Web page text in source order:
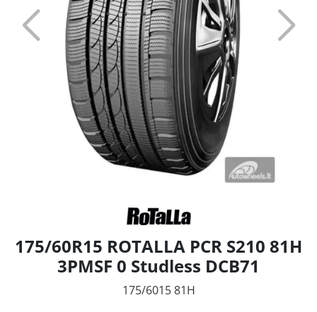
175/60R15 ROTALLA PCR S210 81H
3PMSF 0 Studless DCB71
175/6015 81H